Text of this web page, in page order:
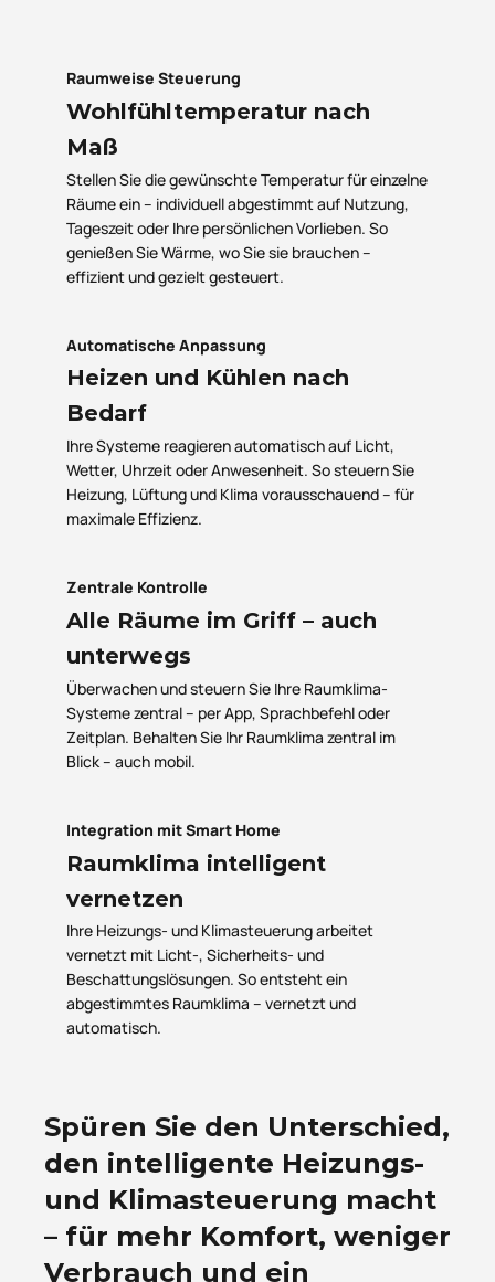
Raumweise Steuerung
Wohlfühltemperatur nach
Maß
Stellen Sie die gewünschte Temperatur für einzelne
Räume ein – individuell abgestimmt auf Nutzung,
Tageszeit oder Ihre persönlichen Vorlieben. So
genießen Sie Wärme, wo Sie sie brauchen –
effizient und gezielt gesteuert.
Automatische Anpassung
Heizen und Kühlen nach
Bedarf
Ihre Systeme reagieren automatisch auf Licht,
Wetter, Uhrzeit oder Anwesenheit. So steuern Sie
Heizung, Lüftung und Klima vorausschauend – für
maximale Effizienz.
Zentrale Kontrolle
Alle Räume im Griff – auch
unterwegs
Überwachen und steuern Sie Ihre Raumklima-
Systeme zentral – per App, Sprachbefehl oder
Zeitplan. Behalten Sie Ihr Raumklima zentral im
Blick – auch mobil.
Integration mit Smart Home
Raumklima intelligent
vernetzen
Ihre Heizungs- und Klimasteuerung arbeitet
vernetzt mit Licht-, Sicherheits- und
Beschattungslösungen. So entsteht ein
abgestimmtes Raumklima – vernetzt und
automatisch.
Spüren Sie den Unterschied,
den intelligente Heizungs-
und Klimasteuerung macht
– für mehr Komfort, weniger
Verbrauch und ein